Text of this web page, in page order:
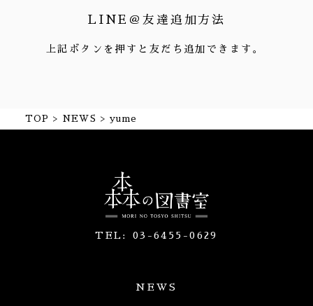
LINE＠友達追加方法
上記ボタンを押すと友だち追加できます。
TOP NEWS yume
TEL: 03-6455-0629
NEWS